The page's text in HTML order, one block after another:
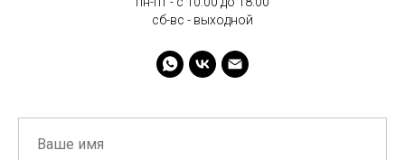
сб-вс - выходной